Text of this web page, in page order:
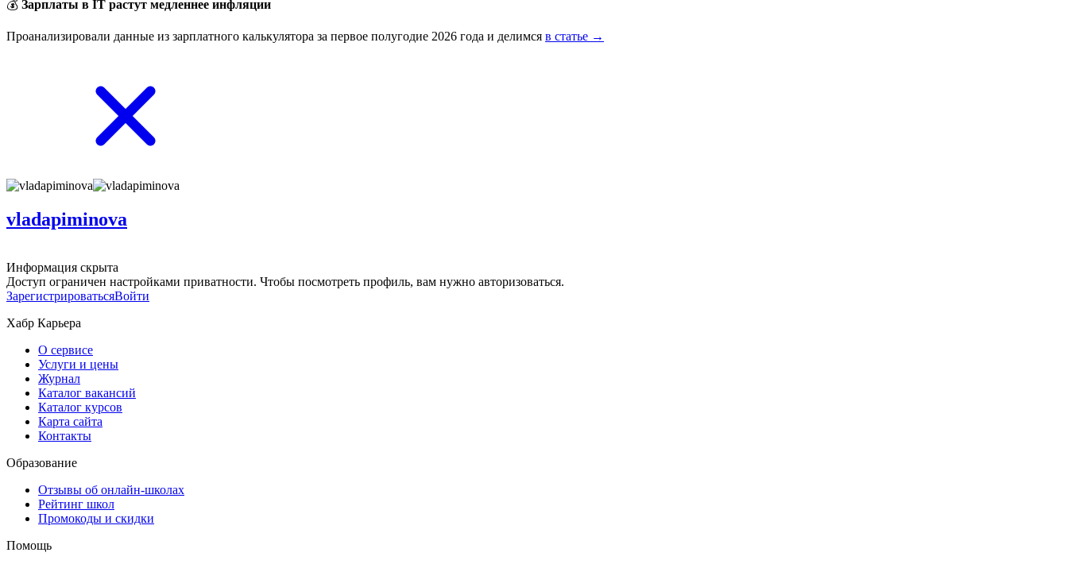
💰 Зарплаты в IT растут медленнее инфляции
Проанализировали данные из зарплатного калькулятора за первое полугодие 2026 года и делимся в статье →
vladapiminova
Информация скрыта
Доступ ограничен настройками приватности. Чтобы посмотреть профиль, вам нужно авторизоваться.
ЗарегистрироватьсяВойти
Хабр Карьера
О сервисе
Услуги и цены
Журнал
Каталог вакансий
Каталог курсов
Карта сайта
Контакты
Образование
Отзывы об онлайн-школах
Рейтинг школ
Промокоды и скидки
Помощь